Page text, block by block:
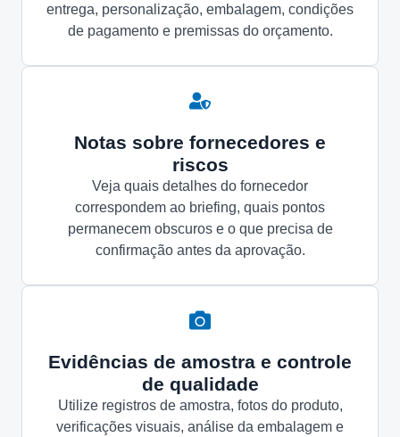
entrega, personalização, embalagem, condições
de pagamento e premissas do orçamento.
Notas sobre fornecedores e
riscos
Veja quais detalhes do fornecedor
correspondem ao briefing, quais pontos
permanecem obscuros e o que precisa de
confirmação antes da aprovação.
Evidências de amostra e controle
de qualidade
Utilize registros de amostra, fotos do produto,
verificações visuais, análise da embalagem e